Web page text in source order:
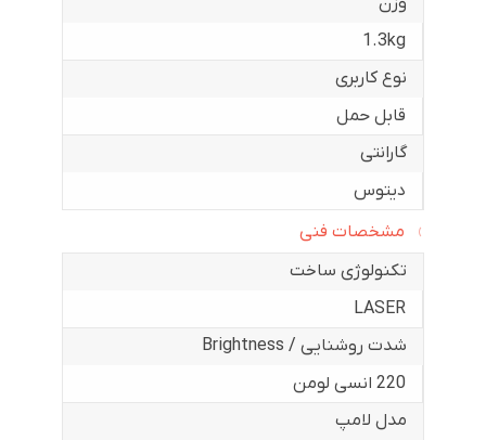
1.3kg
نوع کاربری
قابل حمل
گارانتی
دیتوس
مشخصات فنی
تکنولوژی ساخت
LASER
شدت روشنایی / Brightness
220 انسی لومن
مدل لامپ